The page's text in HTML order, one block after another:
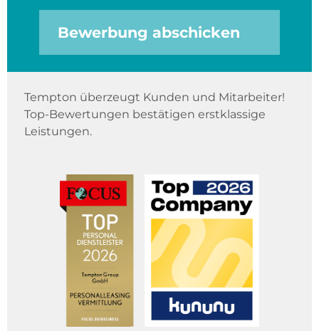
Bewerbung abschicken
Tempton überzeugt Kunden und Mitarbeiter!
Top-Bewertungen bestätigen erstklassige
Leistungen.